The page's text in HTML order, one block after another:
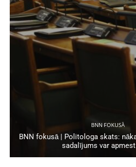
BNN FOKUSĀ
BNN fokusā | Politologa skats:
sadalījums var